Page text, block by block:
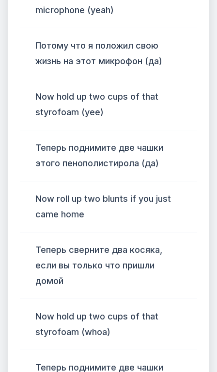
microphone (yeah)
Потому что я положил свою
жизнь на этот микрофон (да)
Now hold up two cups of that
styrofoam (yee)
Теперь поднимите две чашки
этого пенополистирола (да)
Now roll up two blunts if you just
came home
Теперь сверните два косяка,
если вы только что пришли
домой
Now hold up two cups of that
styrofoam (whoa)
Теперь поднимите две чашки